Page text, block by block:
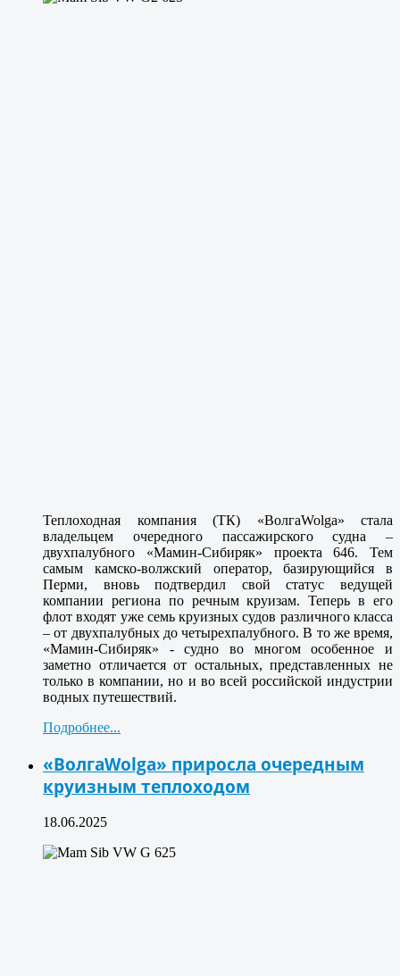
Теплоходная компания (ТК) «ВолгаWolga» стала
владельцем очередного пассажирского судна –
двухпалубного «Мамин-Сибиряк» проекта 646. Тем
самым камско-волжский оператор, базирующийся в
Перми, вновь подтвердил свой статус ведущей
компании региона по речным круизам. Теперь в его
флот входят уже семь круизных судов различного класса
– от двухпалубных до четырехпалубного. В то же время,
«Мамин-Сибиряк» - судно во многом особенное и
заметно отличается от остальных, представленных не
только в компании, но и во всей российской индустрии
водных путешествий.
Подробнее...
«ВолгаWolga» приросла очередным
круизным теплоходом
18.06.2025